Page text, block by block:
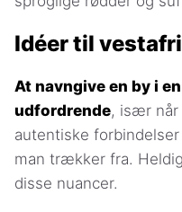
Idéer til
At navngive en by i
udfordrende, især når
autentiske
man trækker fra.
disse nuancer.